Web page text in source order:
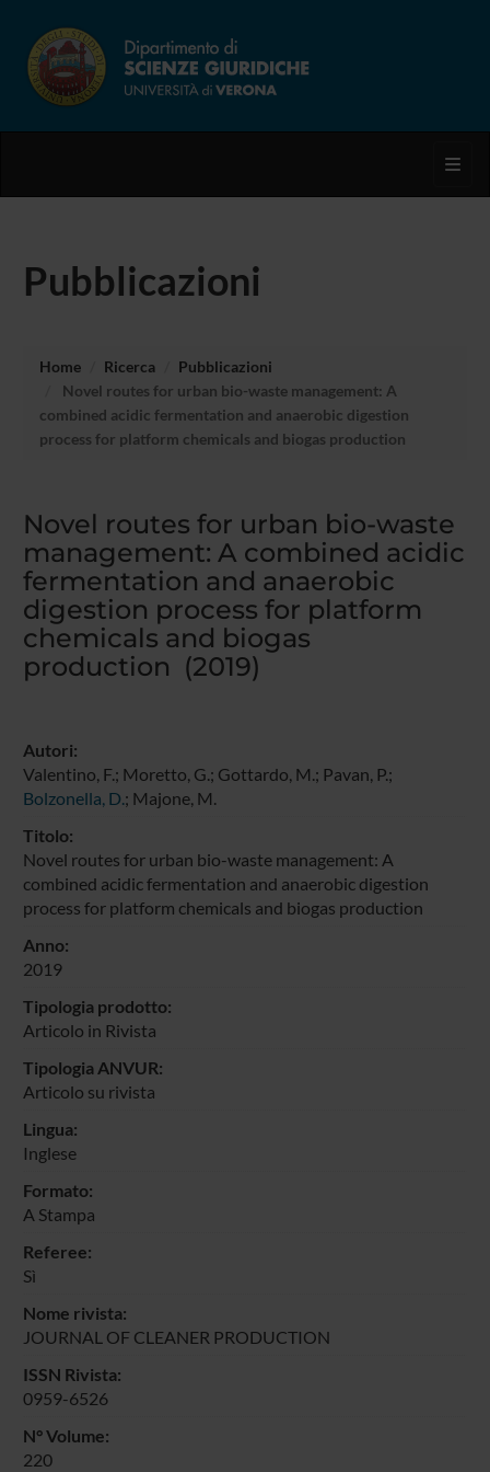
Pubblicazioni
Home Ricerca
Pubblicazioni
Novel routes for urban bio-waste management: A
combined acidic fermentation and anaerobic digestion
process for platform chemicals and biogas production
Novel routes for urban bio-waste
management: A combined acidic
fermentation and anaerobic
digestion process for platform
chemicals and biogas
production (2019)
Autori:
Valentino, F.; Moretto, G.; Gottardo, M.; Pavan, P.;
Bolzonella, D.; Majone, M.
Titolo:
Novel routes for urban bio-waste management: A
combined acidic fermentation and anaerobic digestion
process for platform chemicals and biogas production
Anno:
2019
Tipologia prodotto:
Articolo in Rivista
Tipologia ANVUR:
Articolo su rivista
Lingua:
Inglese
Formato:
A Stampa
Referee:
Sì
Nome rivista:
JOURNAL OF CLEANER PRODUCTION
ISSN Rivista:
0959-6526
N° Volume:
220